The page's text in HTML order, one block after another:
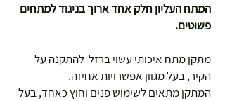
המתח העליון חלק אחד ארוך בניגוד למתחים
פשוטים.
מתקן מתח איכותי עשוי ברזל להתקנה על
הקיר, בעל מגוון אפשרויות אחיזה.
המתקן מתאים לשימוש פנים וחוץ כאחד, בעל